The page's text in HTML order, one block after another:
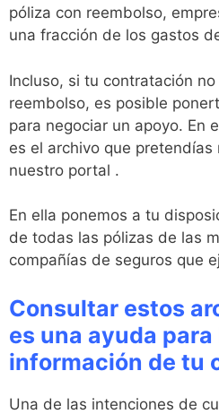
póliza con reembolso,
una fracción de los gastos
Incluso, si tu contratación
reembolso, es posible
para negociar un apoyo. En
es el archivo que
nuestro portal .
En ella ponemos a tu
de todas las pólizas de las
compañías de seguros que
Consultar estos
es una ayuda para
información de tu
Una de las intenciones de